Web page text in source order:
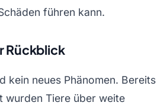
führen kann.
Rückblick
kein neues Phänomen. Bereits
wurden Tiere über weite